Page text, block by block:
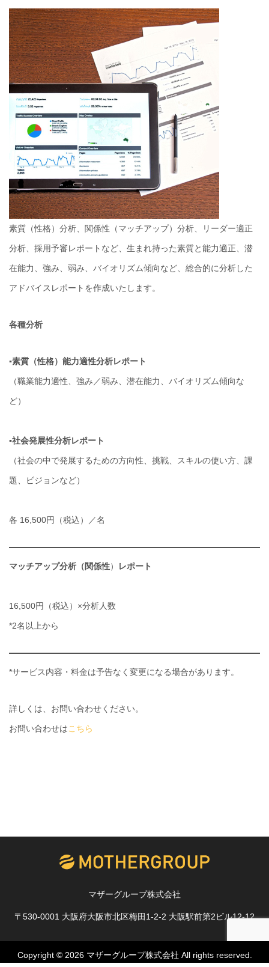
素質（性格）分析、関係性（マッチアップ）分析、リーダー適正
分析、採用予審レポートなど、生まれ持った素質と能力適正、潜
在能力、強み、弱み、バイオリズム傾向など、総合的に分析した
アドバイスレポートを作成いたします。
各種分析
▪︎素質（性格）能力適性分析レポート
（職業能力適性、強み／弱み、潜在能力、バイオリズム傾向な
ど）
▪︎社会発展性分析レポート
（社会の中で発展するための方向性、挑戦、スキルの使い方、課
題、ビジョンなど）
各 16,500円（税込）／名
マッチアップ分析（関係性） レポート
16,500円（税込）×分析人数
*2名以上から
*サービス内容・料金は予告なく変更になる場合があります。
詳しくは、お問い合わせください。
お問い合わせはこちら
マザーグループ株式会社
〒530-0001 大阪府大阪市北区梅田1-2-2 大阪駅前第2ビル12-12
Copyright © 2026 マザーグループ株式会社 All rights reserved.